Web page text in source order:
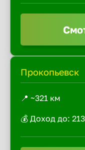
Прокопьевск
📍 ~321 км
💰 Доход до: